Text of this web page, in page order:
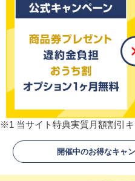
※1 当サイト特典実質月額割引キ
開催中のお得なキャ